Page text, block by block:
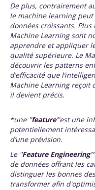
De plus, contrairement
le machine learning
données croissants.
Machine Learning sont
apprendre et appliquer
qualité supérieure. Le
découvrir les patterns
d’efficacité que
Machine Learning reçoit
il devient précis.
*une ''feature''est une
potentiellement
d’une prévision.
Le ''Feature Engineering''
de données offrant les
distinguer les bonnes
transformer afin